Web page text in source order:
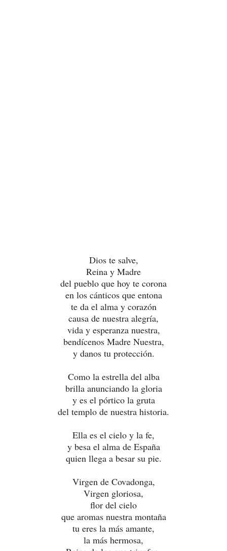
Dios te salve,
Reina y Madre
del pueblo que hoy te corona
en los cánticos que entona
te da el alma y corazón
causa de nuestra alegría,
vida y esperanza nuestra,
bendícenos Madre Nuestra,
y danos tu protección.
Como la estrella del alba
brilla anunciando la gloria
y es el pórtico la gruta
del templo de nuestra historia.
Ella es el cielo y la fe,
y besa el alma de España
quien llega a besar su pie.
Virgen de Covadonga,
Virgen gloriosa,
flor del cielo
que aromas nuestra montaña
tu eres la más amante,
la más hermosa,